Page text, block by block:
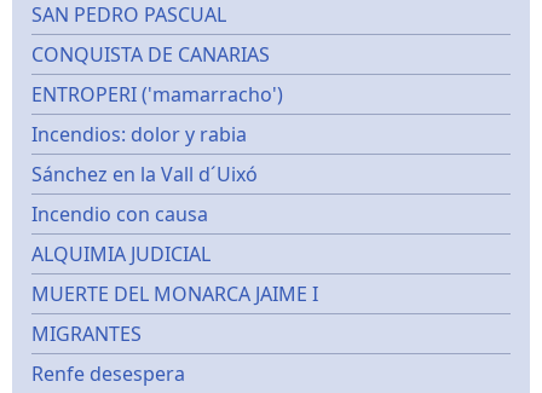
SAN PEDRO PASCUAL
CONQUISTA DE CANARIAS
ENTROPERI ('mamarracho')
Incendios: dolor y rabia
Sánchez en la Vall d´Uixó
Incendio con causa
ALQUIMIA JUDICIAL
MUERTE DEL MONARCA JAIME I
MIGRANTES
Renfe desespera